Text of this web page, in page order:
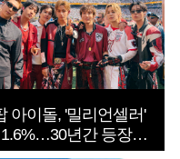
아이돌, '밀리언셀러'
년간 등장
개팀 전수조사